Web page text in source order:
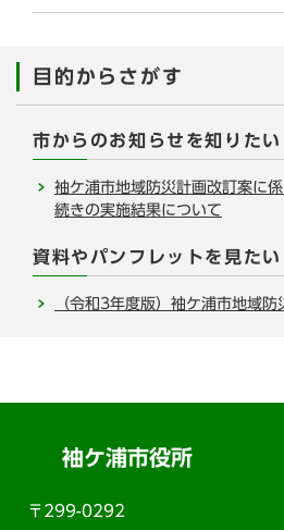
目的からさがす
市からのお知らせを知りたい
袖ケ浦市地域防災計画改訂案に
続きの実施結果について
資料やパンフレットを見たい
（令和3年度版）袖ケ浦市地域
袖ケ浦市役所
〒299-0292